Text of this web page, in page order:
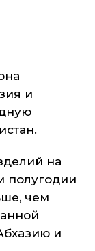
и
на
полугодии
чем
и